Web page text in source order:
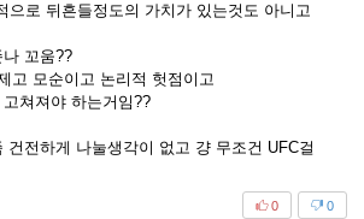
으로 뒤흔들정도의 가치가 있는것도 아니고
꼬움??
고 모순이고 논리적 헛점이고
쳐져야 하는거임??
건전하게 나눌생각이 없고 걍 무조건 UFC걸
0
0